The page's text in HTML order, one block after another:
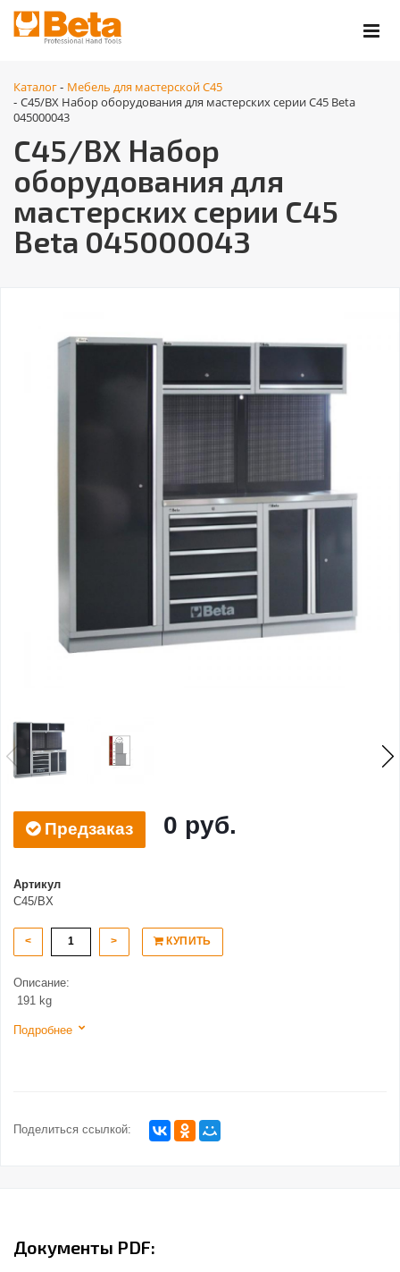
Каталог - Мебель для мастерской C45
- C45/BX Набор оборудования для мастерских серии C45 Beta
045000043
C45/BX Набор
оборудования для
мастерских серии C45
Beta 045000043
Предзаказ 0 руб.
Артикул
C45/BX
< > КУПИТЬ
Описание:
​ 191 kg
Подробнее
Поделиться ссылкой:
Документы PDF: